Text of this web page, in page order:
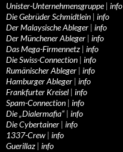
Unister-Unternehmensgruppe| info
Die Gebrüder Schmidtlein | info
Der Malaysische Ableger | info
Der Münchener Ableger | info
Das Mega-Firmennetz | info
Die Swiss-Connection | info
Rumänischer Ableger | info
Hamburger Ableger | info
Frankfurter Kreisel | info
Spam-Connection | info
Die „Dialermafia“ | info
Die Cybertainer | info
1337-Crew | info
Guerillaz | info